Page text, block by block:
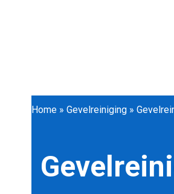
Home » Gevelreiniging »